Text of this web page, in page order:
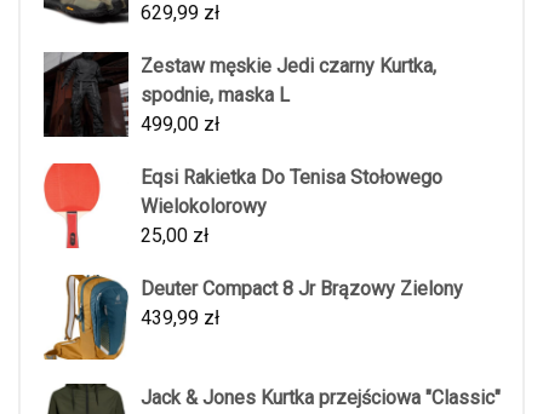
629,99 zł
Zestaw męskie Jedi czarny Kurtka,
spodnie, maska L
499,00 zł
Eqsi Rakietka Do Tenisa Stołowego
Wielokolorowy
25,00 zł
Deuter Compact 8 Jr Brązowy Zielony
439,99 zł
Jack & Jones Kurtka przejściowa "Classic"